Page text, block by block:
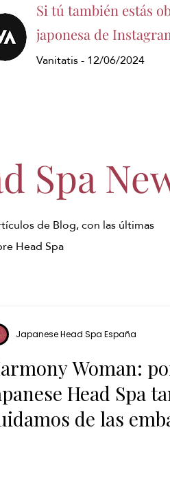
Si tú también estás
japonesa de
Vanitatis - 12/06/2024
Spa
Woman:
Head Spa
de las
Japanese Head Spa España
de Blog, con las últimas
Head Spa